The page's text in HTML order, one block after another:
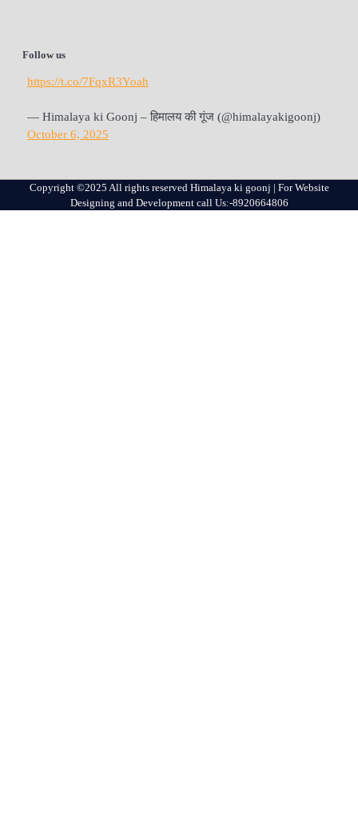
Follow us
https://t.co/7FqxR3Yoah
— Himalaya ki Goonj – हिमालय की गूंज (@himalayakigoonj)
October 6, 2025
Copyright ©2025 All rights reserved Himalaya ki goonj | For Website
Designing and Development call Us:-8920664806